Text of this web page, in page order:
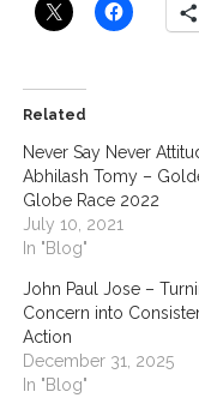
Related
Never Say Never
Abhilash Tomy –
Globe Race 2022
July 10, 2021
In "Blog"
John Paul Jose –
Concern into
Action
December 31, 2025
In "Blog"